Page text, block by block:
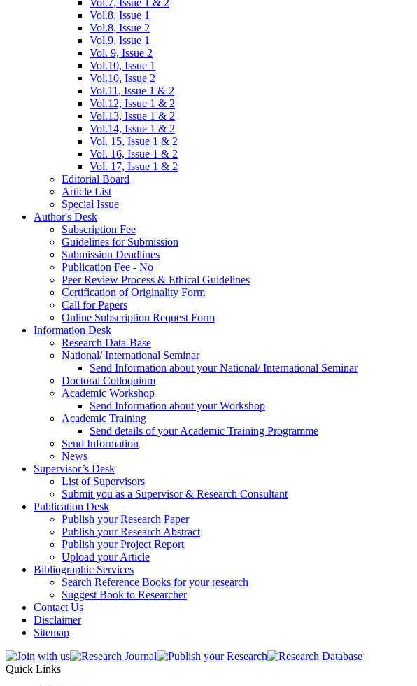
Vol.7, Issue 1 & 2
Vol.8, Issue 1
Vol.8, Issue 2
Vol.9, Issue 1
Vol. 9, Issue 2
Vol.10, Issue 1
Vol.10, Issue 2
Vol.11, Issue 1 & 2
Vol.12, Issue 1 & 2
Vol.13, Issue 1 & 2
Vol.14, Issue 1 & 2
Vol. 15, Issue 1 & 2
Vol. 16, Issue 1 & 2
Vol. 17, Issue 1 & 2
Editorial Board
Article List
Special Issue
Author's Desk
Subscription Fee
Guidelines for Submission
Submission Deadlines
Publication Fee - No
Peer Review Process & Ethical Guidelines
Certification of Originality Form
Call for Papers
Online Subscription Request Form
Information Desk
Research Data-Base
National/ International Seminar
Send Information about your National/ International Seminar
Doctoral Colloquium
Academic Workshop
Send Information about your Workshop
Academic Training
Send details of your Academic Training Programme
Send Information
News
Supervisor’s Desk
List of Supervisors
Submit you as a Supervisor & Research Consultant
Publication Desk
Publish your Research Paper
Publish your Research Abstract
Publish your Project Report
Upload your Article
Bibliographic Services
Search Reference Books for your research
Suggest Book to Researcher
Contact Us
Disclaimer
Sitemap
Quick Links